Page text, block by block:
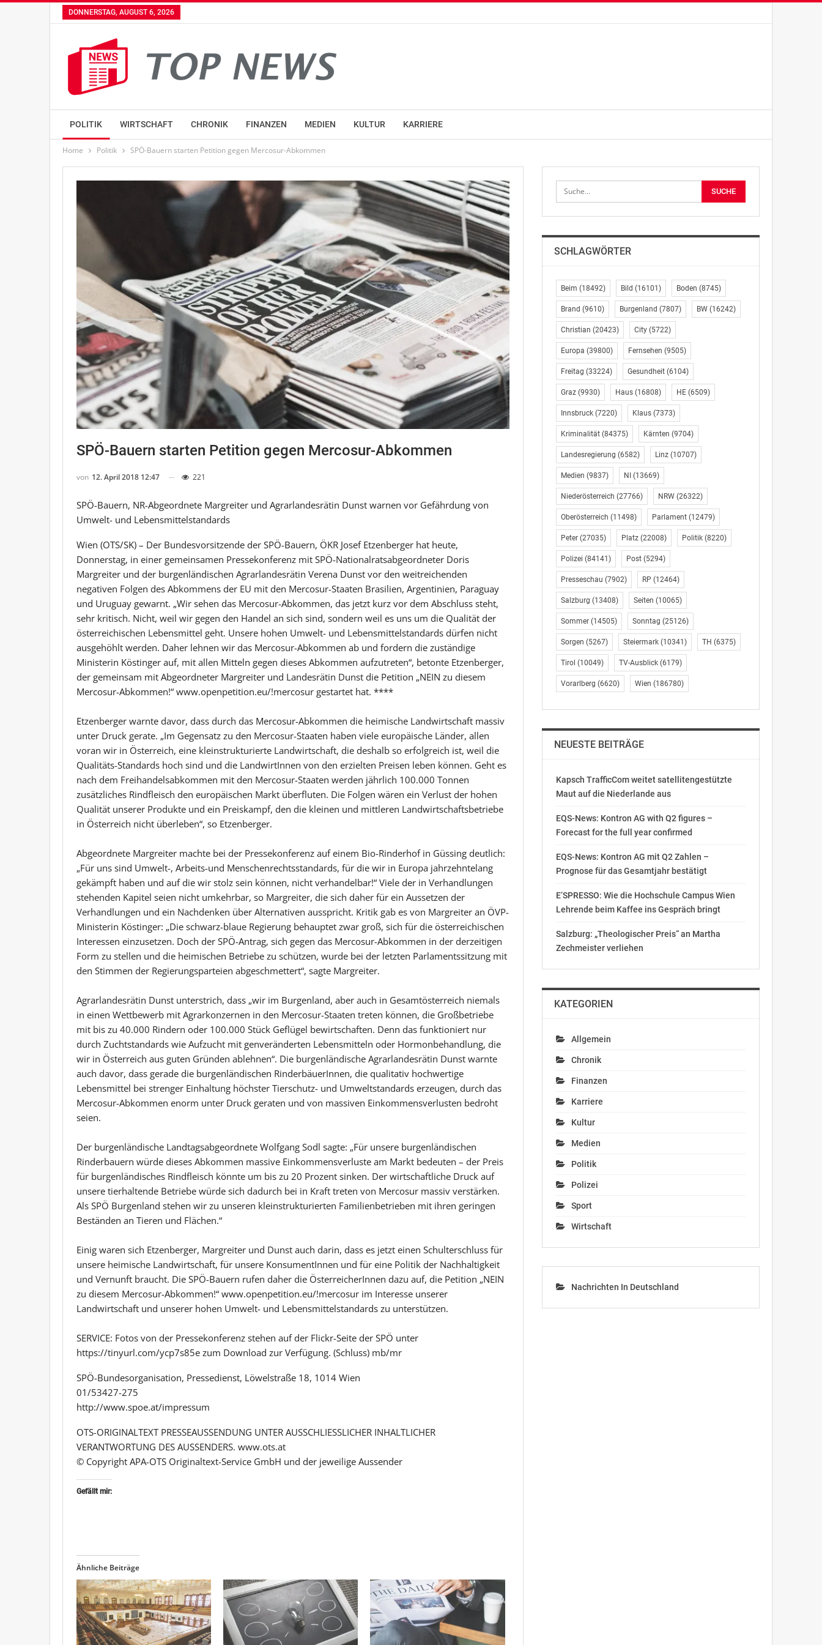
DONNERSTAG, AUGUST 6, 2026
POLITIK WIRTSCHAFT CHRONIK FINANZEN MEDIEN KULTUR KARRIERE
Home Politik SPÖ-Bauern starten Petition gegen Mercosur-Abkommen
SPÖ-Bauern starten Petition gegen Mercosur-Abkommen
von 12. April 2018 12:47 221
SPÖ-Bauern, NR-Abgeordnete Margreiter und Agrarlandesrätin Dunst warnen vor Gefährdung von
Umwelt- und Lebensmittelstandards
Wien (OTS/SK) – Der Bundesvorsitzende der SPÖ-Bauern, ÖKR Josef Etzenberger hat heute,
Donnerstag, in einer gemeinsamen Pressekonferenz mit SPÖ-Nationalratsabgeordneter Doris
Margreiter und der burgenländischen Agrarlandesrätin Verena Dunst vor den weitreichenden
negativen Folgen des Abkommens der EU mit den Mercosur-Staaten Brasilien, Argentinien, Paraguay
und Uruguay gewarnt. „Wir sehen das Mercosur-Abkommen, das jetzt kurz vor dem Abschluss steht,
sehr kritisch. Nicht, weil wir gegen den Handel an sich sind, sondern weil es uns um die Qualität der
österreichischen Lebensmittel geht. Unsere hohen Umwelt- und Lebensmittelstandards dürfen nicht
ausgehöhlt werden. Daher lehnen wir das Mercosur-Abkommen ab und fordern die zuständige
Ministerin Köstinger auf, mit allen Mitteln gegen dieses Abkommen aufzutreten“, betonte Etzenberger,
der gemeinsam mit Abgeordneter Margreiter und Landesrätin Dunst die Petition „NEIN zu diesem
Mercosur-Abkommen!“ www.openpetition.eu/!mercosur gestartet hat. ****
Etzenberger warnte davor, dass durch das Mercosur-Abkommen die heimische Landwirtschaft massiv
unter Druck gerate. „Im Gegensatz zu den Mercosur-Staaten haben viele europäische Länder, allen
voran wir in Österreich, eine kleinstrukturierte Landwirtschaft, die deshalb so erfolgreich ist, weil die
Qualitäts-Standards hoch sind und die LandwirtInnen von den erzielten Preisen leben können. Geht es
nach dem Freihandelsabkommen mit den Mercosur-Staaten werden jährlich 100.000 Tonnen
zusätzliches Rindfleisch den europäischen Markt überfluten. Die Folgen wären ein Verlust der hohen
Qualität unserer Produkte und ein Preiskampf, den die kleinen und mittleren Landwirtschaftsbetriebe
in Österreich nicht überleben“, so Etzenberger.
Abgeordnete Margreiter machte bei der Pressekonferenz auf einem Bio-Rinderhof in Güssing deutlich:
„Für uns sind Umwelt-, Arbeits-und Menschenrechtsstandards, für die wir in Europa jahrzehntelang
gekämpft haben und auf die wir stolz sein können, nicht verhandelbar!“ Viele der in Verhandlungen
stehenden Kapitel seien nicht umkehrbar, so Margreiter, die sich daher für ein Aussetzen der
Verhandlungen und ein Nachdenken über Alternativen ausspricht. Kritik gab es von Margreiter an ÖVP-
Ministerin Köstinger: „Die schwarz-blaue Regierung behauptet zwar groß, sich für die österreichischen
Interessen einzusetzen. Doch der SPÖ-Antrag, sich gegen das Mercosur-Abkommen in der derzeitigen
Form zu stellen und die heimischen Betriebe zu schützen, wurde bei der letzten Parlamentssitzung mit
den Stimmen der Regierungsparteien abgeschmettert“, sagte Margreiter.
Agrarlandesrätin Dunst unterstrich, dass „wir im Burgenland, aber auch in Gesamtösterreich niemals
in einen Wettbewerb mit Agrarkonzernen in den Mercosur-Staaten treten können, die Großbetriebe
mit bis zu 40.000 Rindern oder 100.000 Stück Geflügel bewirtschaften. Denn das funktioniert nur
durch Zuchtstandards wie Aufzucht mit genveränderten Lebensmitteln oder Hormonbehandlung, die
wir in Österreich aus guten Gründen ablehnen“. Die burgenländische Agrarlandesrätin Dunst warnte
auch davor, dass gerade die burgenländischen RinderbäuerInnen, die qualitativ hochwertige
Lebensmittel bei strenger Einhaltung höchster Tierschutz- und Umweltstandards erzeugen, durch das
Mercosur-Abkommen enorm unter Druck geraten und von massiven Einkommensverlusten bedroht
seien.
Der burgenländische Landtagsabgeordnete Wolfgang Sodl sagte: „Für unsere burgenländischen
Rinderbauern würde dieses Abkommen massive Einkommensverluste am Markt bedeuten – der Preis
für burgenländisches Rindfleisch könnte um bis zu 20 Prozent sinken. Der wirtschaftliche Druck auf
unsere tierhaltende Betriebe würde sich dadurch bei in Kraft treten von Mercosur massiv verstärken.
Als SPÖ Burgenland stehen wir zu unseren kleinstrukturierten Familienbetrieben mit ihren geringen
Beständen an Tieren und Flächen.“
Einig waren sich Etzenberger, Margreiter und Dunst auch darin, dass es jetzt einen Schulterschluss für
unsere heimische Landwirtschaft, für unsere KonsumentInnen und für eine Politik der Nachhaltigkeit
und Vernunft braucht. Die SPÖ-Bauern rufen daher die ÖsterreicherInnen dazu auf, die Petition „NEIN
zu diesem Mercosur-Abkommen!“ www.openpetition.eu/!mercosur im Interesse unserer
Landwirtschaft und unserer hohen Umwelt- und Lebensmittelstandards zu unterstützen.
SERVICE: Fotos von der Pressekonferenz stehen auf der Flickr-Seite der SPÖ unter
https://tinyurl.com/ycp7s85e zum Download zur Verfügung. (Schluss) mb/mr
SPÖ-Bundesorganisation, Pressedienst, Löwelstraße 18, 1014 Wien
01/53427-275
http://www.spoe.at/impressum
OTS-ORIGINALTEXT PRESSEAUSSENDUNG UNTER AUSSCHLIESSLICHER INHALTLICHER
VERANTWORTUNG DES AUSSENDERS. www.ots.at
© Copyright APA-OTS Originaltext-Service GmbH und der jeweilige Aussender
Gefällt mir:
Ähnliche Beiträge
SCHLAGWÖRTER
Beim (18492) Bild (16101) Boden (8745)
Brand (9610) Burgenland (7807) BW(16242)
Christian (20423) City(5722)
Europa (39800) Fernsehen (9505)
Freitag (33224) Gesundheit(6104)
Graz(9930) Haus(16808) HE(6509)
Innsbruck(7220) Klaus(7373)
Kriminalität(84375) Kärnten (9704)
Landesregierung (6582) Linz(10707)
Medien (9837) NI (13669)
Niederösterreich (27766) NRW(26322)
Oberösterreich (11498) Parlament(12479)
Peter(27035) Platz(22008) Politik(8220)
Polizei (84141) Post(5294)
Presseschau (7902) RP (12464)
Salzburg (13408) Seiten (10065)
Sommer(14505) Sonntag (25126)
Sorgen (5267) Steiermark(10341) TH (6375)
Tirol (10049) TV-Ausblick(6179)
Vorarlberg (6620) Wien (186780)
NEUESTE BEITRÄGE
Kapsch TrafficCom weitet satellitengestützte
Maut auf die Niederlande aus
EQS-News: Kontron AG with Q2 figures –
Forecast for the full year confirmed
EQS-News: Kontron AG mit Q2 Zahlen –
Prognose für das Gesamtjahr bestätigt
E‘SPRESSO: Wie die Hochschule Campus Wien
Lehrende beim Kaffee ins Gespräch bringt
Salzburg: „Theologischer Preis“ an Martha
Zechmeister verliehen
KATEGORIEN
Allgemein
Chronik
Finanzen
Karriere
Kultur
Medien
Politik
Polizei
Sport
Wirtschaft
Nachrichten In Deutschland